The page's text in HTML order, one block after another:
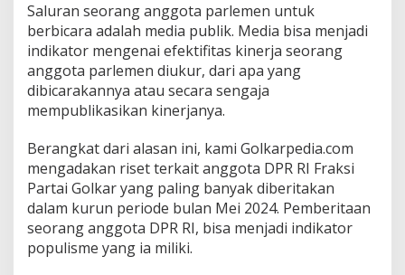
Saluran seorang anggota parlemen untuk
berbicara adalah media publik. Media bisa menjadi
indikator mengenai efektifitas kinerja seorang
anggota parlemen diukur, dari apa yang
dibicarakannya atau secara sengaja
mempublikasikan kinerjanya.
Berangkat dari alasan ini, kami Golkarpedia.com
mengadakan riset terkait anggota DPR RI Fraksi
Partai Golkar yang paling banyak diberitakan
dalam kurun periode bulan Mei 2024. Pemberitaan
seorang anggota DPR RI, bisa menjadi indikator
populisme yang ia miliki.